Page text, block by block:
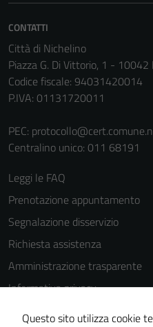
CONTATTI
Città di Nichelino
Piazza G. Di Vittorio, 1 - 10042
Codice fiscale: 94031420014
P.IVA: 01131720011
PEC:
Centralino unico: 011 68191
Leggi le FAQ
Prenotazione appuntamento
Segnalazione disservizio
Richiesta assistenza
Amministrazione trasparente
Informativa privacy
Cookie Policy
Questo sito utilizza cookie